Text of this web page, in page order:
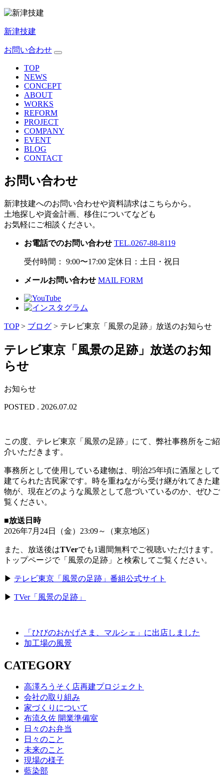
新津技建
お問い合わせ
TOP
NEWS
CONCEPT
ABOUT
WORKS
REFORM
PROJECT
COMPANY
EVENT
BLOG
CONTACT
お問い合わせ
新津技建へのお問い合わせや資料請求はこちらから。
土地探しや資金計画、移住についてなども
お気軽にご相談ください。
お電話でのお問い合わせ TEL.0267-88-8119
受付時間： 9:00〜17:00 定休日：土日・祝日
メールお問い合わせ MAIL FORM
TOP> ブログ > テレビ東京「風景の足跡」放送のお知らせ
テレビ東京「風景の足跡」放送のお知
らせ
お知らせ
POSTED . 2026.07.02
この度、テレビ東京「風景の足跡」にて、弊社事務所をご紹
介いただきます。
事務所として使用している建物は、 明治25年頃に酒屋として
建てられた古民家です。時を重ねながら受け継がれてきた建
物が、現在どのような風景として息づいているのか、ぜひご
覧ください。
■放送日時
2026年7月24日（金）23:09～（東京地区）
また、放送後はTVerでも1週間無料でご視聴いただけます。
トップページで「風景の足跡」と検索してご覧ください。
▶︎ テレビ東京「風景の足跡」番組公式サイト
▶︎ TVer「風景の足跡」
「ひびのおかげさま、マルシェ」に出店しました
加工場の風景
CATEGORY
高澤ろうそく店再建プロジェクト
会社の取り組み
家づくりについて
布流久佐 開業準備室
日々のお弁当
日々のこと
未来のこと
現場の様子
藍染部